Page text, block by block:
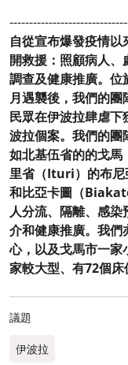
自從宣布爆發疫情
開救援：照顧病人
調查及健康推廣。
月遇襲後，我們的
民眾在伊波拉肆虐
波拉個案。我們的團
如北基伍省的的戈
里省（Ituri）的布
和比亞卡圖（
人分流、隔離、感
介和健康推廣。我們
心，以及戈馬市一家
家較大型、有72個床
議題
伊波拉